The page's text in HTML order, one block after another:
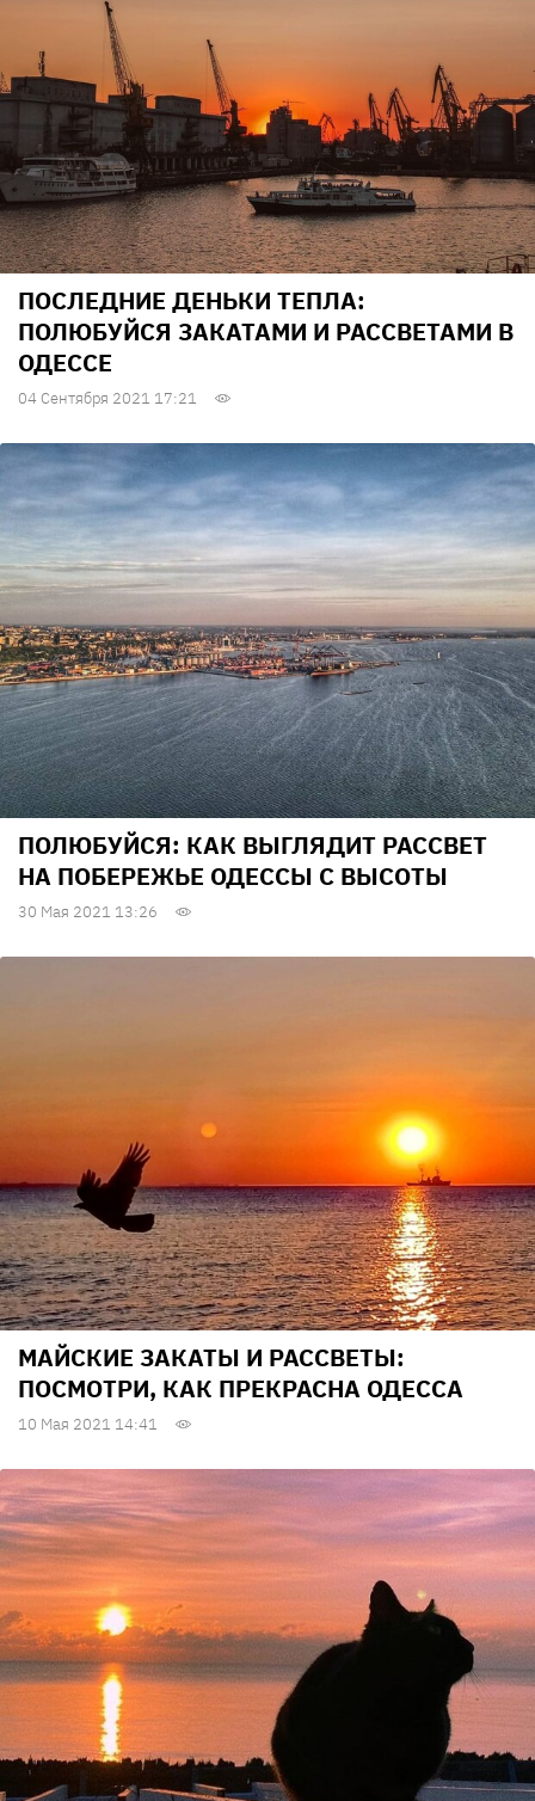
ПОСЛЕДНИЕ ДЕНЬКИ ТЕПЛА:
ПОЛЮБУЙСЯ ЗАКАТАМИ И РАССВЕТАМИ В
ОДЕССЕ
04 Сентября 2021 17:21
ПОЛЮБУЙСЯ: КАК ВЫГЛЯДИТ РАССВЕТ
НА ПОБЕРЕЖЬЕ ОДЕССЫ С ВЫСОТЫ
30 Мая 2021 13:26
МАЙСКИЕ ЗАКАТЫ И РАССВЕТЫ:
ПОСМОТРИ, КАК ПРЕКРАСНА ОДЕССА
10 Мая 2021 14:41